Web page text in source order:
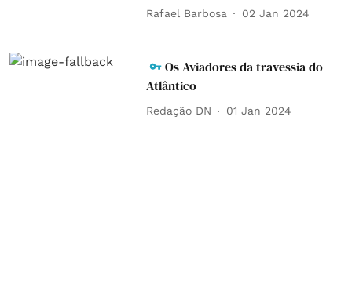
Rafael Barbosa 02 Jan 2024
Os Aviadores da travessia do
Atlântico
Redação DN 01 Jan 2024